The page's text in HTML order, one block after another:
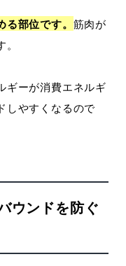
部位です。 筋肉が
ギーが消費エネルギ
しやすくなるので
ウンドを防ぐ